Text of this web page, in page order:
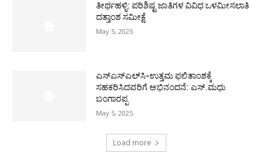
ತೀರ್ಥಹಳ್ಳಿ: ಪರಿಶಿಷ್ಟ ಜಾತಿಗಳ ವಿವಿಧ ಒಳಮೀಸಲಾತಿ
ದತ್ತಾಂಶ ಸಮೀಕ್ಷೆ
May 5, 2025
ಎಸ್‌ಎಸ್‌ಎಲ್‌ಸಿ-ಉತ್ತಮ ಫಲಿತಾಂಶಕ್ಕೆ
ಸಹಕರಿಸಿದವರಿಗೆ ಅಭಿನಂದನೆ: ಎಸ್.ಮಧು
ಬಂಗಾರಪ್ಪ
May 5, 2025
Load more